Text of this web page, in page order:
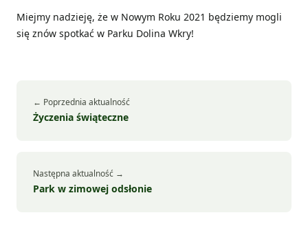
Miejmy nadzieję, że w Nowym Roku 2021 będziemy mogli
się znów spotkać w Parku Dolina Wkry!
← Poprzednia aktualność
Życzenia świąteczne
Następna aktualność →
Park w zimowej odsłonie